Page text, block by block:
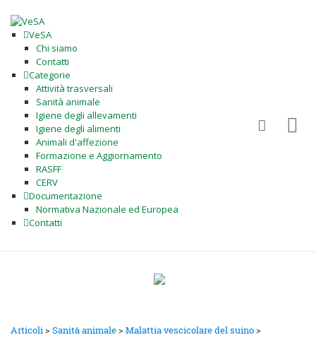
VeSA
Chi siamo
Contatti
Categorie
Attività trasversali
Sanità animale
Igiene degli allevamenti
Igiene degli alimenti
Animali d'affezione
Formazione e Aggiornamento
RASFF
CERV
Documentazione
Normativa Nazionale ed Europea
Contatti
Articoli>Sanità animale>Malattia vescicolare del suino>